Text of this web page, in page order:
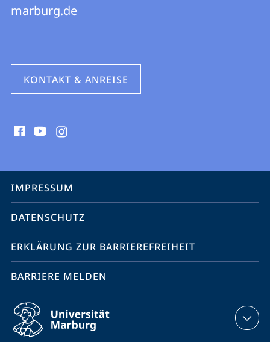
marburg.de
KONTAKT & ANREISE
Media
Service-
Navigation
IMPRESSUM
DATENSCHUTZ
ERKLÄRUNG ZUR BARRIEREFREIHEIT
BARRIERE MELDEN